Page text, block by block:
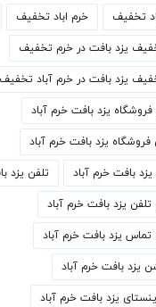
تخفیف خرم اباد تخفیف
یزد بافت در خرم تخفیف
یزد بافت در خرم آباد تخفیف
یزد بافت خرم آباد
فروشگاه یزد بافت خرم آباد
بافت خرم آباد تلفن یزد
تلفن یزد بافت خرم آباد
تماس یزد بافت خرم آباد
یزد بافت خرم آباد
یزد بافت خرم آباد